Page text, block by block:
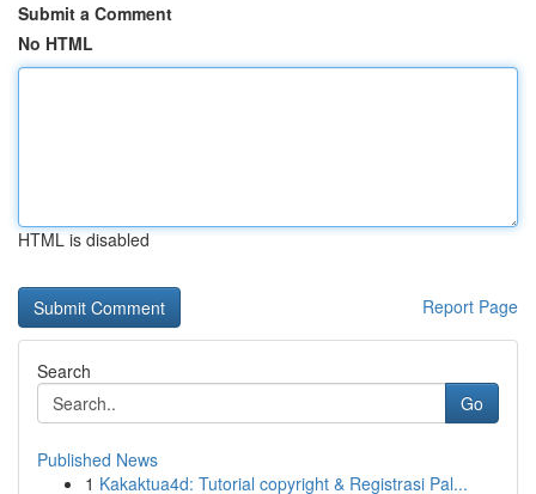
Submit a Comment
No HTML
HTML is disabled
Report Page
Search
Go
Published News
1 Kakaktua4d: Tutorial copyright & Registrasi Pal...